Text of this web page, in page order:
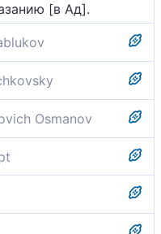
[в Ад].
вокруг вас, есть
жителей
ты не знаешь
два раза; со
великой муке.
вас, и жителей
упрямы в
Мы их знаем. Мы их
возвращены к
Osmanov
вокруг вас, а
есть мунафики,
лицемерии. Ты [,
Мы же знаем их
затем они будут
не уверовали,
верующими. И
окружают вас Иль